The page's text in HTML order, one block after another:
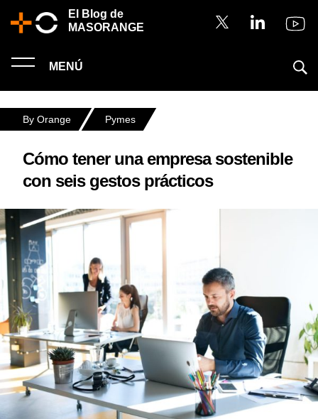
El Blog de
MASORANGE
MENÚ
By Orange Pymes
Cómo tener una empresa sostenible
con seis gestos prácticos